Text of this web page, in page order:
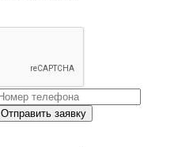
Отправить заявку